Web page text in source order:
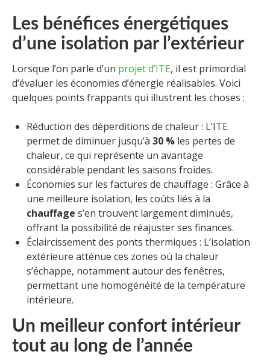
Les bénéfices énergétiques
d’une isolation par l’extérieur
Lorsque l’on parle d’un projet d’ITE, il est primordial
d’évaluer les économies d’énergie réalisables. Voici
quelques points frappants qui illustrent les choses :
Réduction des déperditions de chaleur : L’ITE
permet de diminuer jusqu’à 30 % les pertes de
chaleur, ce qui représente un avantage
considérable pendant les saisons froides.
Économies sur les factures de chauffage : Grâce à
une meilleure isolation, les coûts liés à la
chauffage s’en trouvent largement diminués,
offrant la possibilité de réajuster ses finances.
Éclaircissement des ponts thermiques : L’isolation
extérieure atténue ces zones où la chaleur
s’échappe, notamment autour des fenêtres,
permettant une homogénéité de la température
intérieure.
Un meilleur confort intérieur
tout au long de l’année